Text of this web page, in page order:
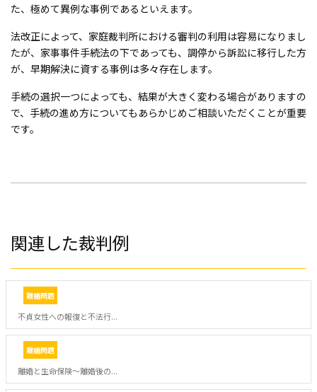
た、極めて異例な事例であるといえます。
法改正によって、家庭裁判所における審判の利用は容易になりまし
たが、家事事件手続法の下であっても、調停から訴訟に移行した方
が、早期解決に資する事例は多々存在します。
手続の選択一つによっても、結果が大きく変わる場合がありますの
で、手続の進め方についてもあらかじめご相談いただくことが重要
です。
関連した裁判例
離婚問題
不貞女性への報復と不法行...
離婚問題
離婚と生命保険～離婚後の...